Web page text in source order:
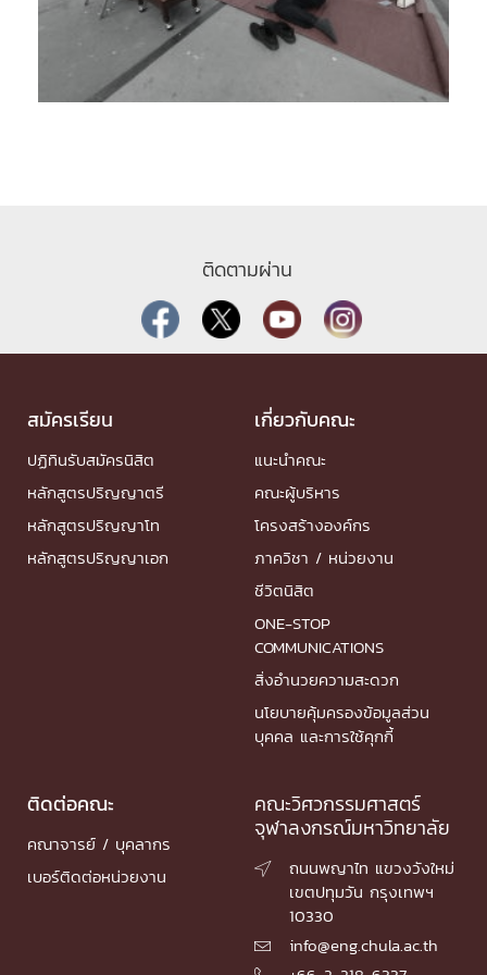
ติดตามผ่าน
สมัครเรียน
ปฏิทินรับสมัครนิสิต
หลักสูตรปริญญาตรี
หลักสูตรปริญญาโท
หลักสูตรปริญญาเอก
เกี่ยวกับคณะ
แนะนำคณะ
คณะผู้บริหาร
โครงสร้างองค์กร
ภาควิชา / หน่วยงาน
ชีวิตนิสิต
ONE-STOP
COMMUNICATIONS
สิ่งอำนวยความสะดวก
นโยบายคุ้มครองข้อมูลส่วน
บุคคล และการใช้คุกกี้
ติดต่อคณะ
คณาจารย์ / บุคลากร
เบอร์ติดต่อหน่วยงาน
คณะวิศวกรรมศาสตร์
จุฬาลงกรณ์มหาวิทยาลัย

ถนนพญาไท แขวงวังใหม่
เขตปทุมวัน กรุงเทพฯ
10330
 info@eng.chula.ac.th